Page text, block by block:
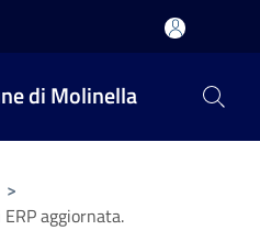
di Molinella
>
aggiornata.